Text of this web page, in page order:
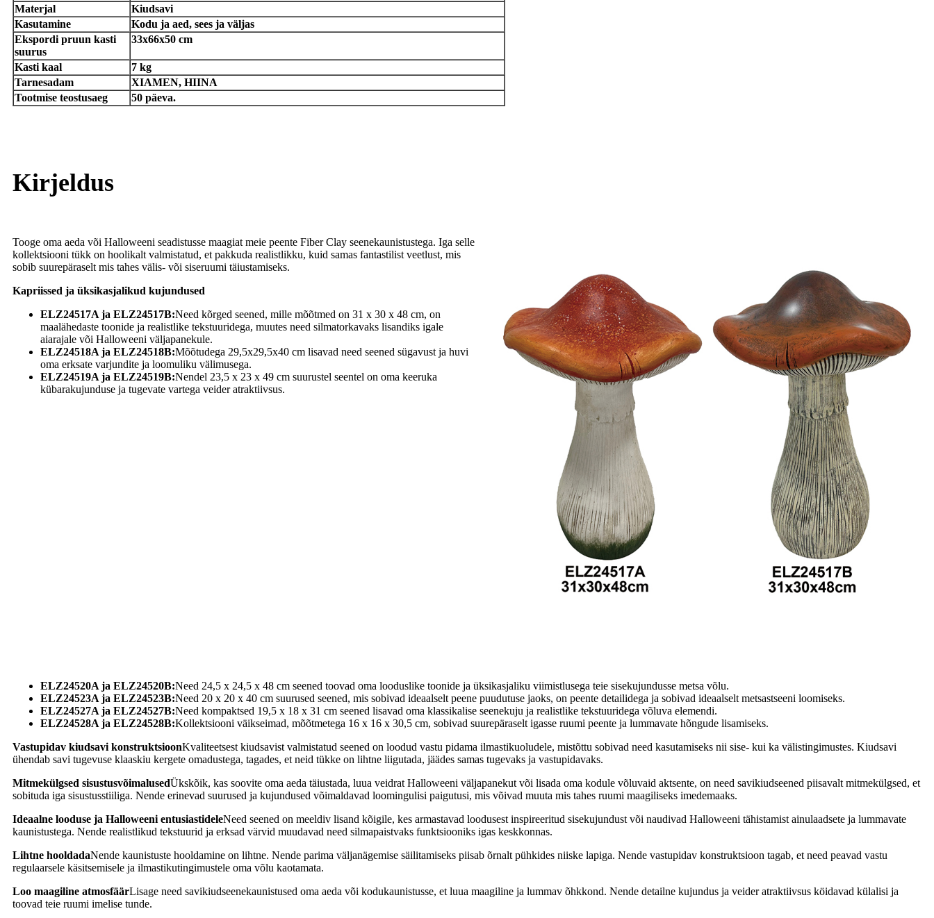
Materjal
Kiudsavi
Kasutamine
Kodu ja aed, sees ja väljas
Ekspordi pruun kasti
suurus
33x66x50 cm
Kasti kaal
7 kg
Tarnesadam
XIAMEN, HIINA
Tootmise teostusaeg
50 päeva.
Kirjeldus
Tooge oma aeda või Halloweeni seadistusse maagiat meie peente Fiber Clay seenekaunistustega. Iga selle
kollektsiooni tükk on hoolikalt valmistatud, et pakkuda realistlikku, kuid samas fantastilist veetlust, mis
sobib suurepäraselt mis tahes välis- või siseruumi täiustamiseks.
Kapriissed ja üksikasjalikud kujundused
ELZ24517A ja ELZ24517B:Need kõrged seened, mille mõõtmed on 31 x 30 x 48 cm, on
maalähedaste toonide ja realistlike tekstuuridega, muutes need silmatorkavaks lisandiks igale
aiarajale või Halloweeni väljapanekule.
ELZ24518A ja ELZ24518B:Mõõtudega 29,5x29,5x40 cm lisavad need seened sügavust ja huvi
oma erksate varjundite ja loomuliku välimusega.
ELZ24519A ja ELZ24519B:Nendel 23,5 x 23 x 49 cm suurustel seentel on oma keeruka
kübarakujunduse ja tugevate vartega veider atraktiivsus.
ELZ24520A ja ELZ24520B:Need 24,5 x 24,5 x 48 cm seened toovad oma looduslike toonide ja üksikasjaliku viimistlusega teie sisekujundusse metsa võlu.
ELZ24523A ja ELZ24523B:Need 20 x 20 x 40 cm suurused seened, mis sobivad ideaalselt peene puudutuse jaoks, on peente detailidega ja sobivad ideaalselt metsastseeni loomiseks.
ELZ24527A ja ELZ24527B:Need kompaktsed 19,5 x 18 x 31 cm seened lisavad oma klassikalise seenekuju ja realistlike tekstuuridega võluva elemendi.
ELZ24528A ja ELZ24528B:Kollektsiooni väikseimad, mõõtmetega 16 x 16 x 30,5 cm, sobivad suurepäraselt igasse ruumi peente ja lummavate hõngude lisamiseks.
Vastupidav kiudsavi konstruktsioonKvaliteetsest kiudsavist valmistatud seened on loodud vastu pidama ilmastikuoludele, mistõttu sobivad need kasutamiseks nii sise- kui ka välistingimustes. Kiudsavi
ühendab savi tugevuse klaaskiu kergete omadustega, tagades, et neid tükke on lihtne liigutada, jäädes samas tugevaks ja vastupidavaks.
Mitmekülgsed sisustusvõimalusedÜkskõik, kas soovite oma aeda täiustada, luua veidrat Halloweeni väljapanekut või lisada oma kodule võluvaid aktsente, on need savikiudseened piisavalt mitmekülgsed, et
sobituda iga sisustusstiiliga. Nende erinevad suurused ja kujundused võimaldavad loomingulisi paigutusi, mis võivad muuta mis tahes ruumi maagiliseks imedemaaks.
Ideaalne looduse ja Halloweeni entusiastideleNeed seened on meeldiv lisand kõigile, kes armastavad loodusest inspireeritud sisekujundust või naudivad Halloweeni tähistamist ainulaadsete ja lummavate
kaunistustega. Nende realistlikud tekstuurid ja erksad värvid muudavad need silmapaistvaks funktsiooniks igas keskkonnas.
Lihtne hooldadaNende kaunistuste hooldamine on lihtne. Nende parima väljanägemise säilitamiseks piisab õrnalt pühkides niiske lapiga. Nende vastupidav konstruktsioon tagab, et need peavad vastu
regulaarsele käsitsemisele ja ilmastikutingimustele oma võlu kaotamata.
Loo maagiline atmosfäärLisage need savikiudseenekaunistused oma aeda või kodukaunistusse, et luua maagiline ja lummav õhkkond. Nende detailne kujundus ja veider atraktiivsus köidavad külalisi ja
toovad teie ruumi imelise tunde.